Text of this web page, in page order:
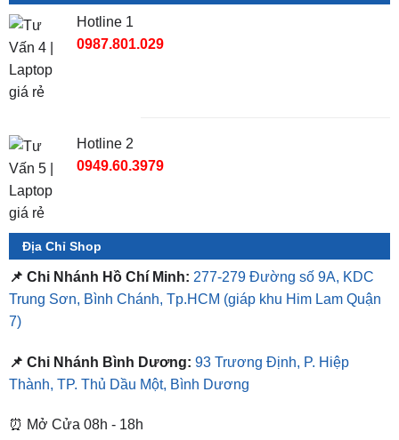
Hotline 1
0987.801.029
Hotline 2
0949.60.3979
Địa Chỉ Shop
📌 Chi Nhánh Hồ Chí Minh: 277-279 Đường số 9A, KDC
Trung Sơn, Bình Chánh, Tp.HCM (giáp khu Him Lam Quận
7)
📌 Chi Nhánh Bình Dương: 93 Trương Định, P. Hiệp
Thành, TP. Thủ Dầu Một, Bình Dương
⏰ Mở Cửa 08h - 18h